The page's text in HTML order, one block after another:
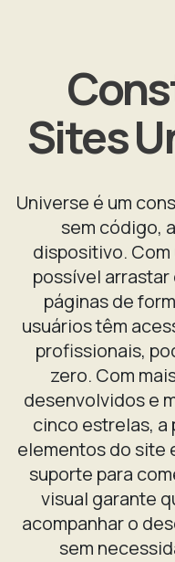
Sites
Universe é um
sem código,
dispositivo.
possível
páginas de
usuários têm
profissionais,
zero. Com
desenvolvidos e
cinco estrelas,
elementos do site
suporte para
visual garante
acompanhar o
sem